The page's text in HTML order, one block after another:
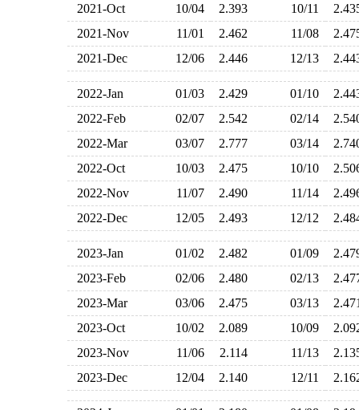
2021-Oct
10/04 2.393 10/11
2021-Nov
11/01 2.462 11/08
2021-Dec
12/06 2.446 12/13
2022-Jan 01/03 2.429 01/10
2022-Feb
02/07 2.542 02/14
2022-Mar
03/07 2.777 03/14
2022-Oct
10/03 2.475 10/10
2022-Nov
11/07 2.490 11/14
2022-Dec
12/05 2.493 12/12
2023-Jan 01/02 2.482 01/09
2023-Feb
02/06 2.480 02/13
2023-Mar
03/06 2.475 03/13
2023-Oct
10/02 2.089 10/09
2023-Nov
11/06 2.114 11/13
2023-Dec
12/04 2.140 12/11